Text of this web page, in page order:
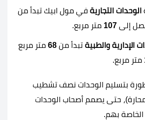
الوحدات التجارية في مول ابيك تبدأ من
إلى 107 متر مربع.
الإدارية والطبية تبدأ من 68 متر مربع
متر مربع.
بتسليم الوحدات نصف تشطيب
حتى يصمم أصحاب الوحدات
بهم.